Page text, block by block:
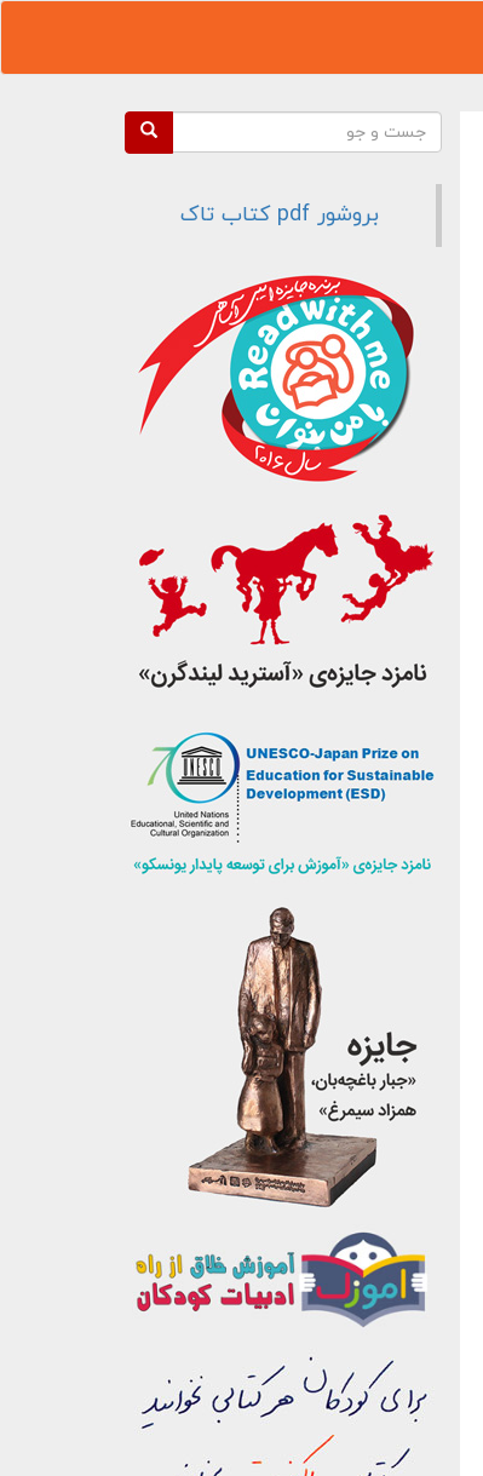
فرم جستجو
بروشور pdf کتاب تاک